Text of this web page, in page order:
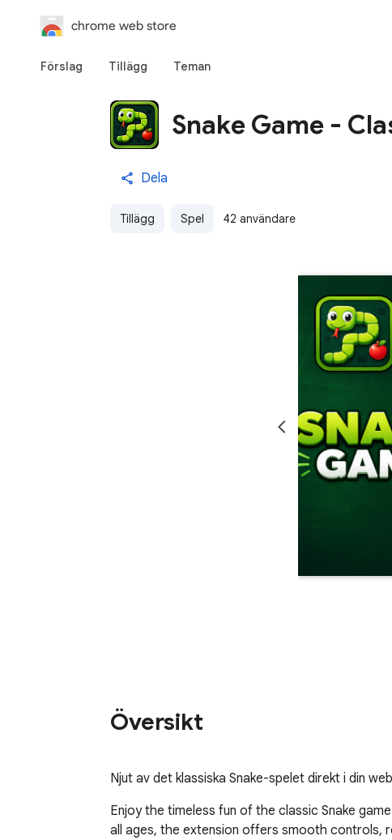
chrome web store
Förslag Tillägg Teman
Snake Game -
Dela
Tillägg Spel 42 användare
Översikt
Njut av det klassiska Snake-spelet direkt i din
Enjoy the timeless fun of the classic Snake
all ages, the extension offers smooth controls,